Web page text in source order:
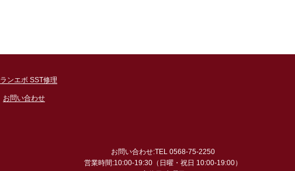
ランエボ SST修理
お問い合わせ
お問い合わせ:TEL 0568-75-2250
営業時間:10:00-19:30（日曜・祝日 10:00-19:00）